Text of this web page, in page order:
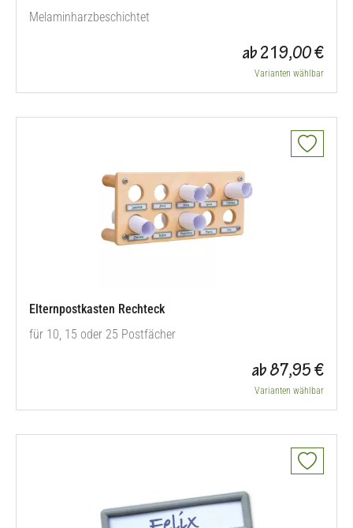
Melaminharzbeschichtet
ab 219,00 €
Varianten wählbar
Elternpostkasten Rechteck
für 10, 15 oder 25 Postfächer
ab 87,95 €
Varianten wählbar